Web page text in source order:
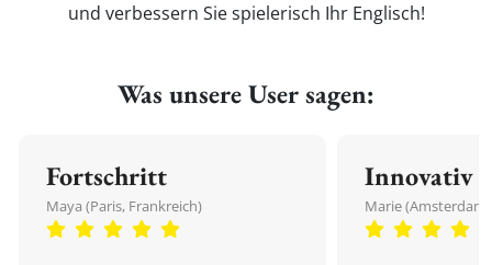
und verbessern Sie spielerisch Ihr Englisch!
Was unsere User sagen:
Fortschritt
Maya (Paris, Frankreich)
Innovativ
Marie